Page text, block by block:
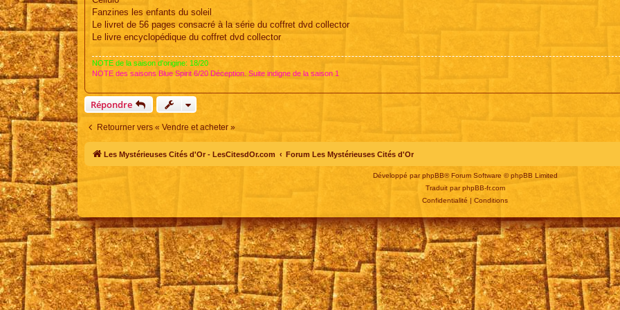
Fanzines les enfants du soleil
Le livret de 56 pages consacré à la série du coffret dvd collector
Le livre encyclopédique du coffret dvd collector
NOTE de la saison d'origine: 18/20
NOTE des saisons Blue Spirit 6/20 Déception. Suite indigne de la saison 1
Répondre
Retourner vers « Vendre et acheter »
Les Mystérieuses Cités d'Or - LesCitesdOr.com Forum Les Mystérieuses Cités d'Or
Développé parphpBB® Forum Software © phpBB Limited
Traduit parphpBB-fr.com
Confidentialité | Conditions